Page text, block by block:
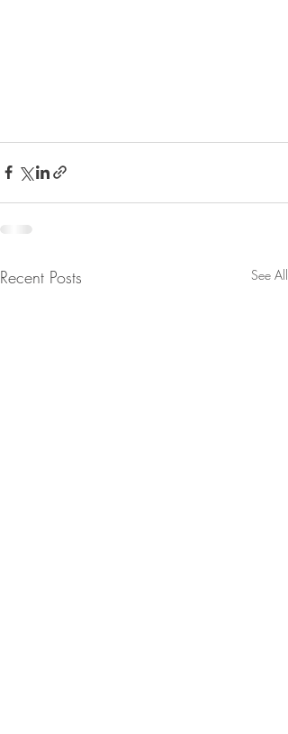
Recent Posts See All